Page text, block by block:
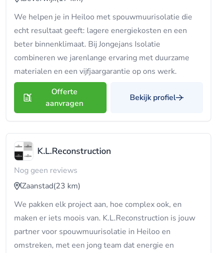
We helpen je in Heiloo met spouwmuurisolatie die
echt resultaat geeft: lagere energiekosten en een
beter binnenklimaat. Bij Jongejans Isolatie
combineren we jarenlange ervaring met duurzame
materialen en een vijfjaargarantie op ons werk.
Offerte
aanvragen
Bekijk profiel
K.L.Reconstruction
Nog geen reviews
Zaanstad(23 km)
We pakken elk project aan, hoe complex ook, en
maken er iets moois van. K.L.Reconstruction is jouw
partner voor spouwmuurisolatie in Heiloo en
omstreken, met een jong team dat energie en